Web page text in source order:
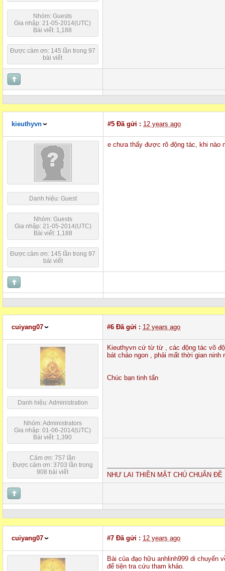
Nhóm: Guests
Gia nhập: 21-05-2014(UTC)
Bài viết: 1,188
Được cảm ơn: 145 lần trong 97
bài viết
kieuthyvn #5 Đã gửi : 12 years ago
Danh hiệu: Guest
Nhóm: Guests
Gia nhập: 21-05-2014(UTC)
Bài viết: 1,188
Được cảm ơn: 145 lần trong 97
bài viết
e chưa thấy được rõ động tác, khi nào
cuiyang07 #6 Đã gửi : 12 years ago
Danh hiệu: Administration
Nhóm: Administrators
Gia nhập: 01-06-2014(UTC)
Bài viết: 1,390
Cảm ơn: 757 lần
Được cảm ơn: 3703 lần trong
908 bài viết
Kieuthyvn cứ từ từ , các động tác võ
bát cháo ngon , phải mất thời gian
Chúc bạn tinh tấn
NHƯ LAI THIỀN MẬT CHÚ CHUẨN ĐỀ
cuiyang07 #7 Đã gửi : 12 years ago
Bài của đạo hữu anhlinh999 di chuyển
để tiện tra cứu tham khảo.